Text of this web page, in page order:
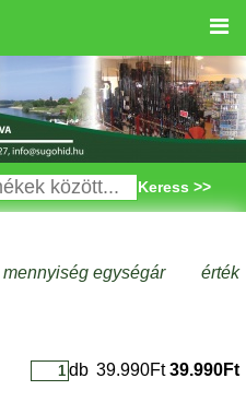
Keress >>
mennyiség egységár érték
db 39.990Ft 39.990Ft